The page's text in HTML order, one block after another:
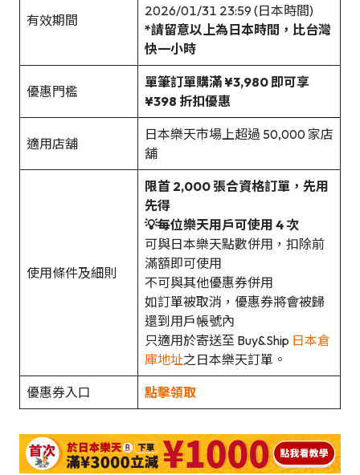
有效期間
2026/01/31 23:59 (日本時間)
*請留意以上為日本時間，比台灣
快一小時
優惠門檻
單筆訂單購滿 ¥3,980 即可享
¥398 折扣優惠
適用店舖
日本樂天市場上超過 50,000 家店
舖
使用條件及細則
限首 2,000 張合資格訂單，先用
先得
💡每位樂天用戶可使用 4 次
可與日本樂天點數併用，扣除前
滿額即可使用
不可與其他優惠券併用
如訂單被取消，優惠券將會被歸
還到用戶帳號內
只適用於寄送至 Buy&Ship 日本倉
庫地址之日本樂天訂單。
優惠券入口 點擊領取